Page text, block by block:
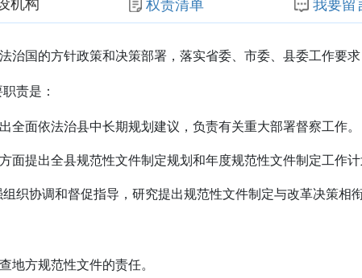
机构 权责清单 我要留
治国的方针政策和决策部署，落实省委、市委、县委工作要
责是：
全面依法治县中长期规划建议，负责有关重大部署督察工作。
面提出全县规范性文件制定规划和年度规范性文件制定工作
织协调和督促指导，研究提出规范性文件制定与改革决策相
地方规范性文件的责任。